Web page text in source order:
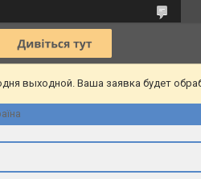
выходной. Ваша заявка будет